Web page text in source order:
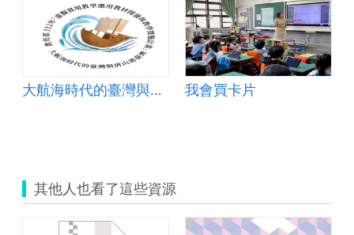
大航海時代的臺灣與唐山過臺灣 我會買卡片
其他人也看了這些資源